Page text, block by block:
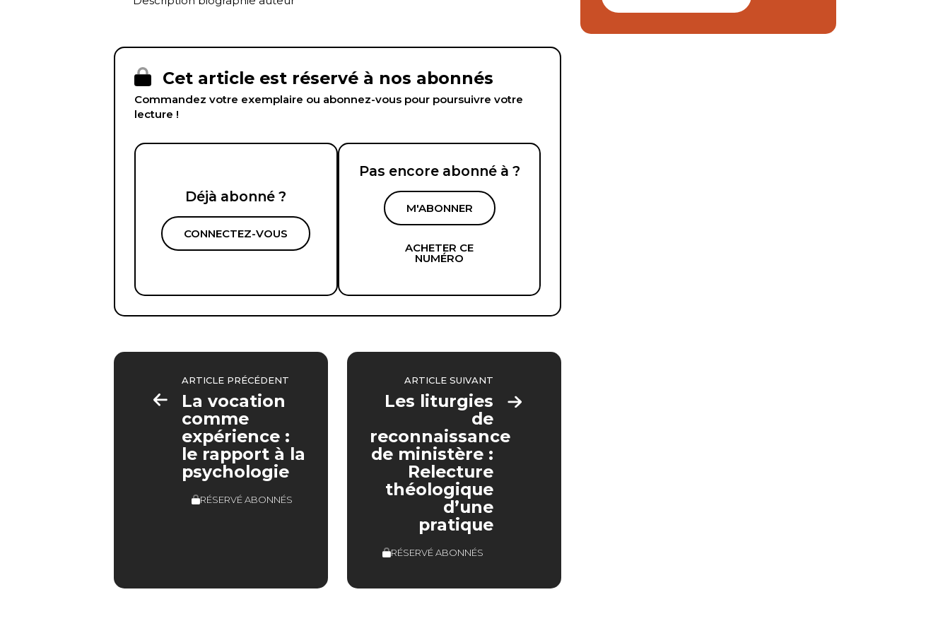
Cet article est réservé à nos abonnés
Commandez votre exemplaire ou abonnez-vous pour poursuivre votre
lecture !
Déjà abonné ?
CONNECTEZ-VOUS
Pas encore abonné à ?
M'ABONNER
ACHETER CE
NUMÉRO
ARTICLE PRÉCÉDENT
La vocation
comme
expérience :
le rapport à la
psychologie
RÉSERVÉ ABONNÉS
ARTICLE SUIVANT
Les liturgies
de
reconnaissance
de ministère :
Relecture
théologique
d’une
pratique
RÉSERVÉ ABONNÉS